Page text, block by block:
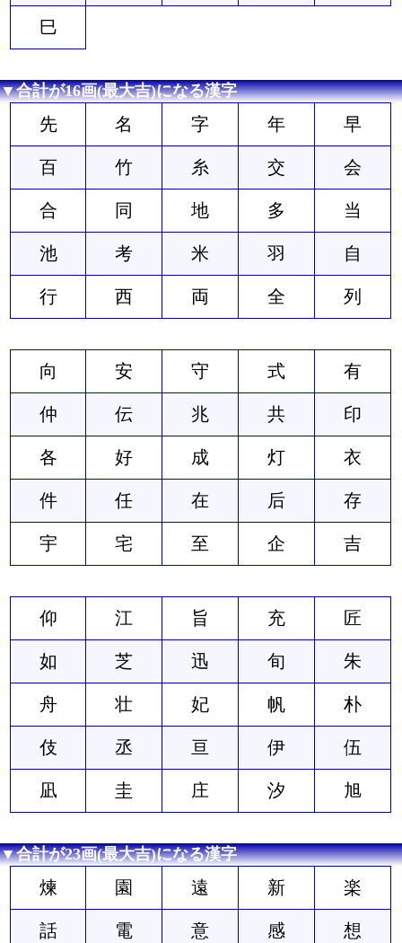
巳
▼合計が16画(最大吉)になる漢字
先 名 字 年 早
百 竹 糸 交 会
合 同 地 多 当
池 考 米 羽 自
行 西 両 全 列
向 安 守 式 有
仲 伝 兆 共 印
各 好 成 灯 衣
件 任 在 后 存
宇 宅 至 企 吉
仰 江 旨 充 匠
如 芝 迅 旬 朱
舟 壮 妃 帆 朴
伎 丞 亘 伊 伍
凪 圭 庄 汐 旭
▼合計が23画(最大吉)になる漢字
煉 園 遠 新 楽
話 電 意 感 想